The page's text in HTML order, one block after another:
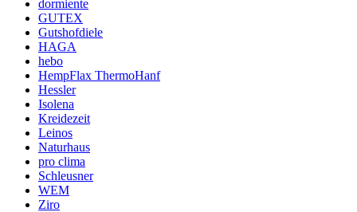
dormiente
GUTEX
Gutshofdiele
HAGA
hebo
HempFlax ThermoHanf
Hessler
Isolena
Kreidezeit
Leinos
Naturhaus
pro clima
Schleusner
WEM
Ziro